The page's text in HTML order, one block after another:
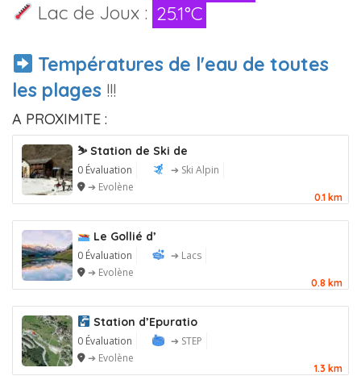
Lac de Joux : 25.1°C
Températures de l'eau de toutes
les plages !!!
A PROXIMITE :
⛷️ Station de Ski de
0 Évaluation
➔ Ski Alpin
➔ Evolène
0.1 km
Le Gollié d’
0 Évaluation
➔ Lacs
➔ Evolène
0.8 km
Station d’Epuratio
0 Évaluation
➔ STEP
➔ Evolène
1.3 km